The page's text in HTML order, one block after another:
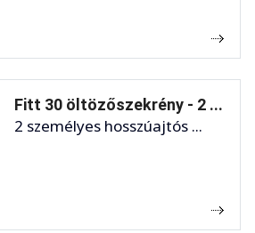
Fitt 30 öltözőszekrény - 2 ...
2 személyes hosszúajtós ...